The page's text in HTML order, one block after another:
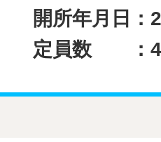
開所年月日：
定員数 ：